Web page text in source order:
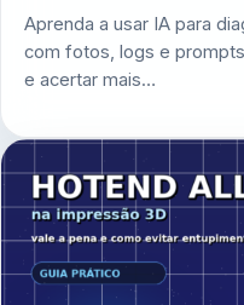
Aprenda a usar IA para
com fotos, logs e
e acertar mais…